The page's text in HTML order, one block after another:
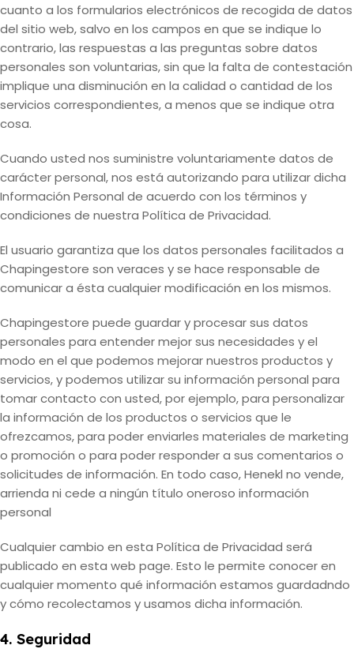
cuanto a los formularios electrónicos de recogida de datos
del sitio web, salvo en los campos en que se indique lo
contrario, las respuestas a las preguntas sobre datos
personales son voluntarias, sin que la falta de contestación
implique una disminución en la calidad o cantidad de los
servicios correspondientes, a menos que se indique otra
cosa.
Cuando usted nos suministre voluntariamente datos de
carácter personal, nos está autorizando para utilizar dicha
Información Personal de acuerdo con los términos y
condiciones de nuestra Política de Privacidad.
El usuario garantiza que los datos personales facilitados a
Chapingestore son veraces y se hace responsable de
comunicar a ésta cualquier modificación en los mismos.
Chapingestore puede guardar y procesar sus datos
personales para entender mejor sus necesidades y el
modo en el que podemos mejorar nuestros productos y
servicios, y podemos utilizar su información personal para
tomar contacto con usted, por ejemplo, para personalizar
la información de los productos o servicios que le
ofrezcamos, para poder enviarles materiales de marketing
o promoción o para poder responder a sus comentarios o
solicitudes de información. En todo caso, Henekl no vende,
arrienda ni cede a ningún título oneroso información
personal
Cualquier cambio en esta Política de Privacidad será
publicado en esta web page. Esto le permite conocer en
cualquier momento qué información estamos guardadndo
y cómo recolectamos y usamos dicha información.
4. Seguridad